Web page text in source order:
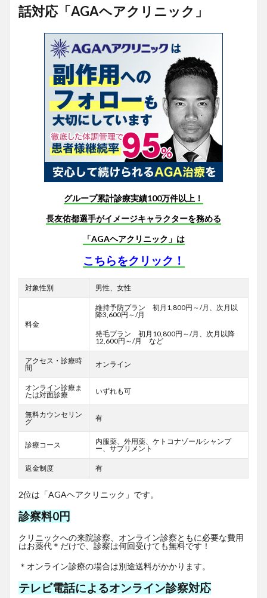
話対応「AGAヘアクリニック」
グループ累計診療実績100万件以上！
長友佑都選手がイメージキャラクターを務める
「AGAヘアクリニック」は
こちらをクリック！
対象性別 男性、女性
料金
維持予防プラン 初月1,800円～/月、次月以
降3,600円～/月
発毛プラン 初月10,800円～/月、次月以降
12,600円～/月 など
アクセス・診療時
間
オンライン
オンライン診療ま
たは対面診療
いずれも可
無料カウンセリン
グ
有
診療コース
内服薬、外用薬、ケトコナゾールシャンプ
ー、サプリメント
返金制度 有
2位は「AGAヘアクリニック」です。
診察料0円
クリニックへの来院診察、オンライン診察ともに必要な費用
はお薬代＊だけで、診察は何回受けても無料です！
＊オンライン診療の場合は別途送料がかかります。
テレビ電話によるオンライン診察対応